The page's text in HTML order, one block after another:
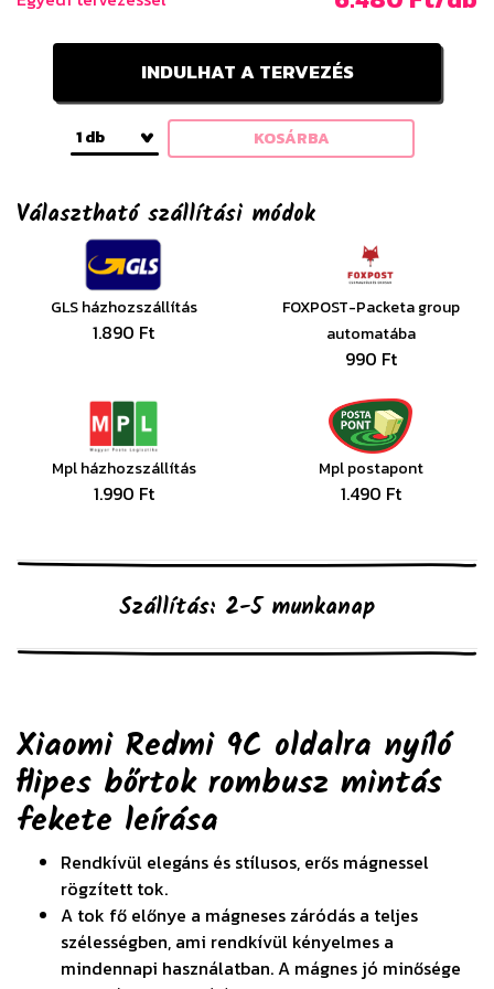
INDULHAT A TERVEZÉS
1 db KOSÁRBA
Választható szállítási módok
GLS házhozszállítás
1.890 Ft
FOXPOST-Packeta group
automatába
990 Ft
Mpl házhozszállítás
1.990 Ft
Mpl postapont
1.490 Ft
Szállítás: 2-5 munkanap
Xiaomi Redmi 9C oldalra nyíló
flipes bőrtok rombusz mintás
fekete leírása
Rendkívül elegáns és stílusos, erős mágnessel
rögzített tok.
A tok fő előnye a mágneses záródás a teljes
szélességben, ami rendkívül kényelmes a
mindennapi használatban. A mágnes jó minősége